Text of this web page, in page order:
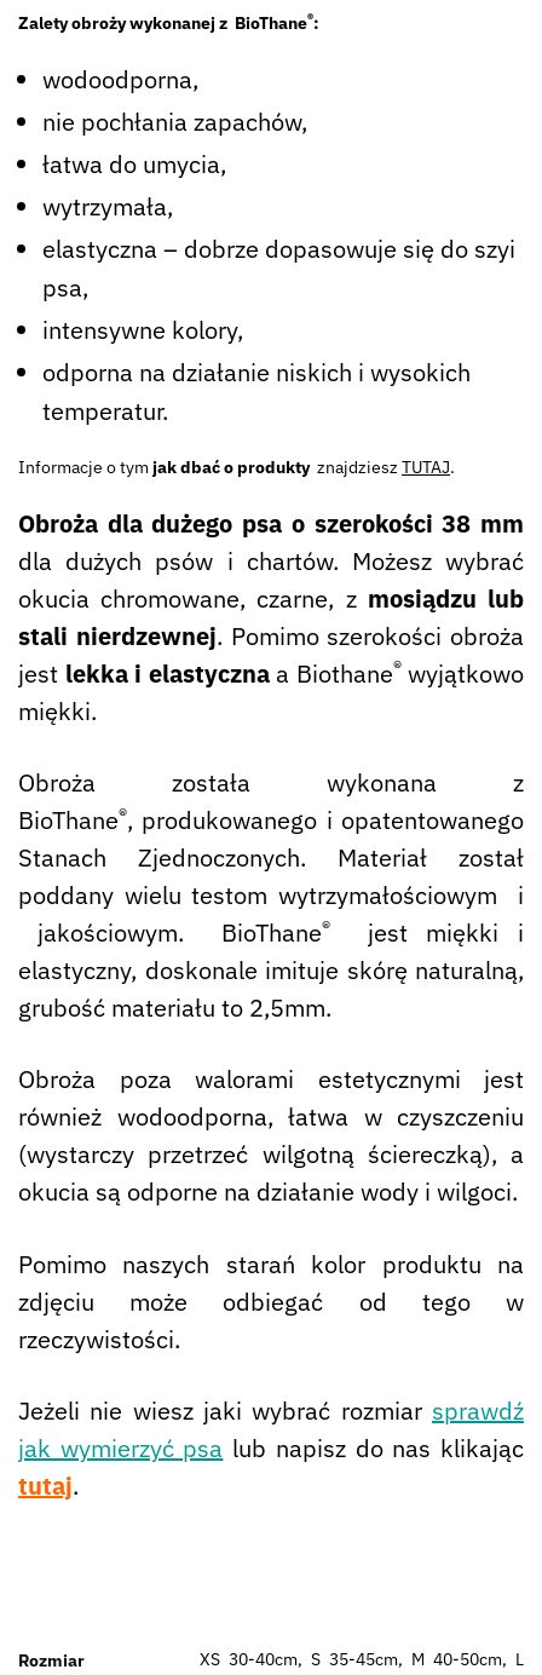
Zalety obroży wykonanej z BioThane®:
wodoodporna,
nie pochłania zapachów,
łatwa do umycia,
wytrzymała,
elastyczna – dobrze dopasowuje się do szyi
psa,
intensywne kolory,
odporna na działanie niskich i wysokich
temperatur.
Informacje o tymjak dbać o produkty znajdziesz TUTAJ.
Obroża dla dużego psa o szerokości 38 mm
dla dużych psów i chartów. Możesz wybrać
okucia chromowane, czarne, z mosiądzu lub
stali nierdzewnej. Pomimo szerokości obroża
jest lekka i elastycznaa Biothane®wyjątkowo
miękki.
Obroża została wykonana z
BioThane®, produkowanego i opatentowanego
Stanach Zjednoczonych. Materiał został
poddany wielu testom wytrzymałościowym i
jakościowym. BioThane®jest miękki i
elastyczny, doskonale imituje skórę naturalną,
grubość materiału to 2,5mm.
Obroża poza walorami estetycznymi jest
również wodoodporna, łatwa w czyszczeniu
(wystarczy przetrzeć wilgotną ściereczką), a
okucia są odporne na działanie wody i wilgoci.
Pomimo naszych starań kolor produktu na
zdjęciu może odbiegać od tego w
rzeczywistości.
Jeżeli nie wiesz jaki wybrać rozmiar sprawdź
jak wymierzyć psa lub napisz do nas klikając
tutaj.
Rozmiar
XS 30-40cm, S 35-45cm, M 40-50cm, L